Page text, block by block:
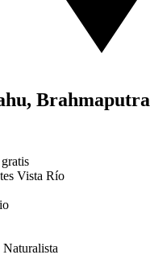
Brahmaputra
Vista Río